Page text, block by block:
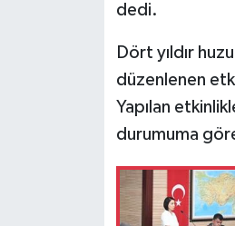
dedi.
Dört yıldır
düzenlenen
Yapılan
durumuma